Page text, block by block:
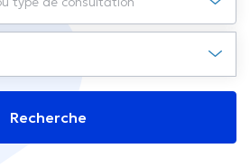
Recherche